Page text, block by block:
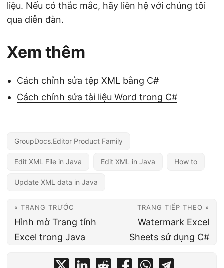
liệu. Nếu có thắc mắc, hãy liên hệ với chúng tôi
qua diễn đàn.
Xem thêm
Cách chỉnh sửa tệp XML bằng C#
Cách chỉnh sửa tài liệu Word trong C#
GroupDocs.Editor Product Family
Edit XML File in Java Edit XML in Java How to
Update XML data in Java
« TRANG TRƯỚC
Hình mờ Trang tính
Excel trong Java
TRANG TIẾP THEO »
Watermark Excel
Sheets sử dụng C#